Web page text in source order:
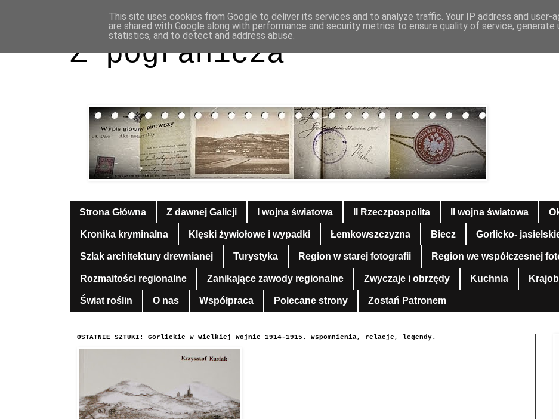
Z pogranicza
Strona Główna Z dawnej Galicji I wojna światowa II Rzeczpospolita II wojna światowa
Kronika kryminalna Klęski żywiołowe i wypadki Łemkowszczyzna Biecz Gorlicko-
Szlak architektury drewnianej Turystyka Region w starej fotografii Region we współczesnej
Rozmaitości regionalne Zanikające zawody regionalne Zwyczaje i obrzędy Kuchnia
Świat roślin O nas Współpraca Polecane strony Zostań Patronem
OSTATNIE SZTUKI! Gorlickie w Wielkiej Wojnie 1914-1915. Wspomnienia, relacje, legendy.
This site uses cookies from Google to deliver its services and to analyze traffic. Your IP address and user-
are shared with Google along with performance and security metrics to ensure quality of service, generate
statistics, and to detect and address abuse.